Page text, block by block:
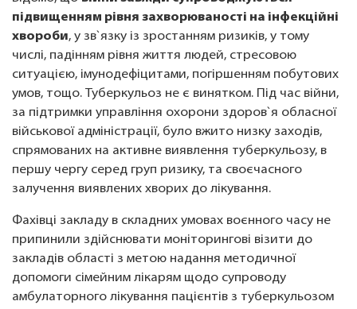
підвищенням рівня захворюваності на інфекційні
хвороби, у зв`язку із зростанням ризиків, у тому
числі, падінням рівня життя людей, стресовою
ситуацією, імунодефіцитами, погіршенням побутових
умов, тощо. Туберкульоз не є винятком. Під час війни,
за підтримки управління охорони здоров`я обласної
військової адміністрації, було вжито низку заходів,
спрямованих на активне виявлення туберкульозу, в
першу чергу серед груп ризику, та своєчасного
залучення виявлених хворих до лікування.
Фахівці закладу в складних умовах воєнного часу не
припинили здійснювати моніторингові візити до
закладів області з метою надання методичної
допомоги сімейним лікарям щодо супроводу
амбулаторного лікування пацієнтів з туберкульозом